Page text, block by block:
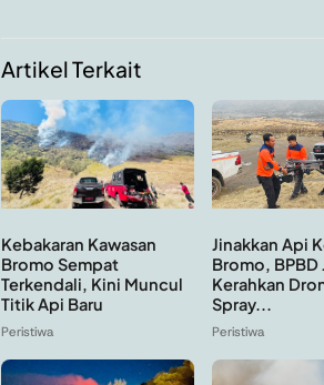
Artikel Terkait
Kebakaran Kawasan
Bromo Sempat
Terkendali, Kini Muncul
Titik Api Baru
Peristiwa
Jinakkan Api
Bromo, BPBD
Kerahkan
Spray...
Peristiwa